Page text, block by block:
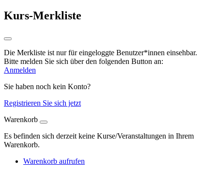
Kurs-Merkliste
Die Merkliste ist nur für eingeloggte Benutzer*innen einsehbar.
Bitte melden Sie sich über den folgenden Button an:
Anmelden
Sie haben noch kein Konto?
Registrieren Sie sich jetzt
Warenkorb
Es befinden sich derzeit keine Kurse/Veranstaltungen in Ihrem
Warenkorb.
Warenkorb aufrufen